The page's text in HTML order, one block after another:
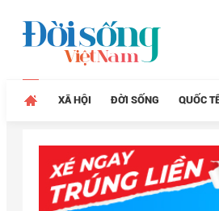
XÃ HỘI ĐỜI SỐNG QUỐC